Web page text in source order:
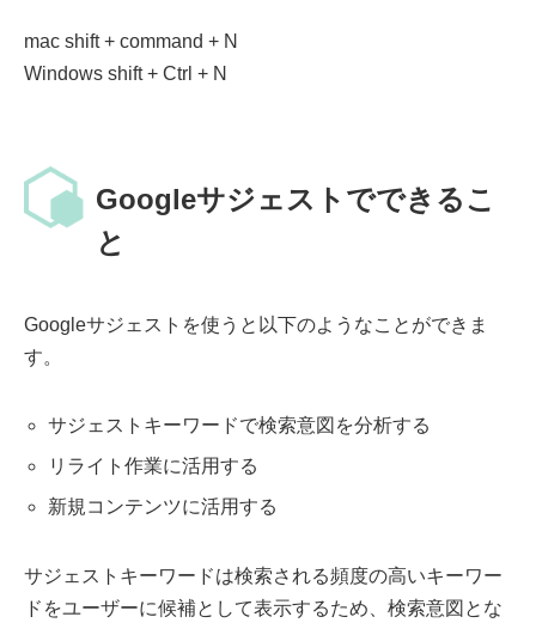
mac shift + command + N
Windows shift + Ctrl + N
Googleサジェストでできるこ
と
Googleサジェストを使うと以下のようなことができま
す。
サジェストキーワードで検索意図を分析する
リライト作業に活用する
新規コンテンツに活用する
サジェストキーワードは検索される頻度の高いキーワー
ドをユーザーに候補として表示するため、検索意図とな